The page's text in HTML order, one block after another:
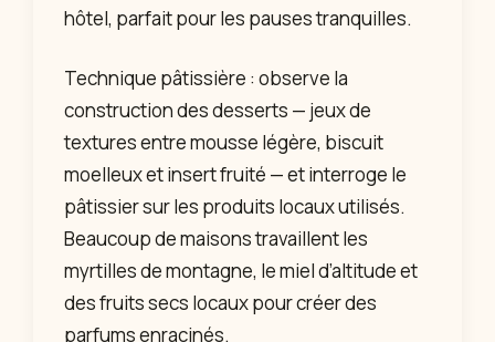
hôtel, parfait pour les pauses tranquilles.
Technique pâtissière : observe la
construction des desserts — jeux de
textures entre mousse légère, biscuit
moelleux et insert fruité — et interroge le
pâtissier sur les produits locaux utilisés.
Beaucoup de maisons travaillent les
myrtilles de montagne, le miel d’altitude et
des fruits secs locaux pour créer des
parfums enracinés.